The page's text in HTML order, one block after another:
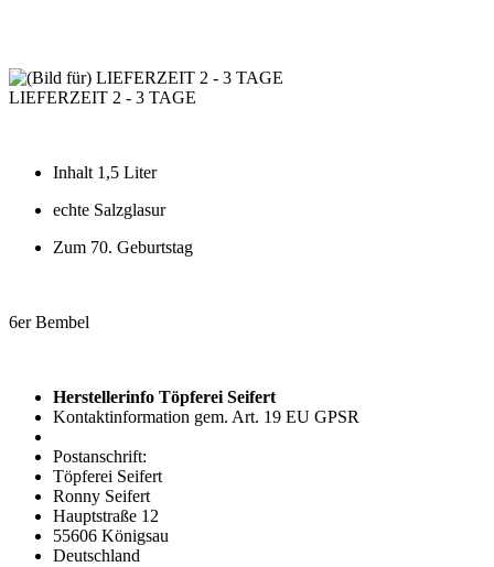
LIEFERZEIT 2 - 3 TAGE
Inhalt 1,5 Liter
echte Salzglasur
Zum 70. Geburtstag
6er Bembel
Herstellerinfo Töpferei Seifert
Kontaktinformation gem. Art. 19 EU GPSR
Postanschrift:
Töpferei Seifert
Ronny Seifert
Hauptstraße 12
55606 Königsau
Deutschland